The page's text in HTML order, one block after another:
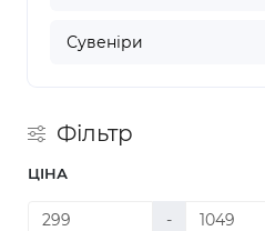
Сувеніри
Фільтр
ЦІНА
-